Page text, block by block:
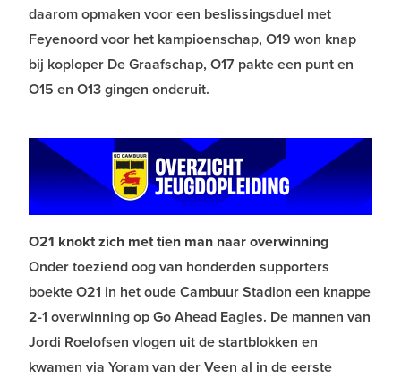
daarom opmaken voor een beslissingsduel met
Feyenoord voor het kampioenschap, O19 won knap
bij koploper De Graafschap, O17 pakte een punt en
O15 en O13 gingen onderuit.
O21 knokt zich met tien man naar overwinning
Onder toeziend oog van honderden supporters
boekte O21 in het oude Cambuur Stadion een knappe
2-1 overwinning op Go Ahead Eagles. De mannen van
Jordi Roelofsen vlogen uit de startblokken en
kwamen via Yoram van der Veen al in de eerste